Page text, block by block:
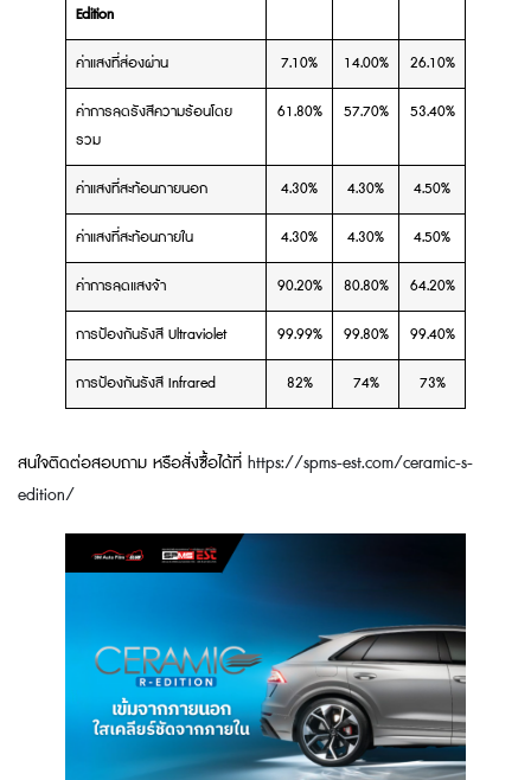
Edition
ค่าแสงที่ส่องผ่าน 7.10% 14.00% 26.10%
ค่าการลดรังสีความร้อนโดย
รวม
61.80% 57.70% 53.40%
ค่าแสงที่สะท้อนภายนอก 4.30% 4.30% 4.50%
ค่าแสงที่สะท้อนภายใน 4.30% 4.30% 4.50%
ค่าการลดแสงจ้า 90.20% 80.80% 64.20%
การป้องกันรังสี Ultraviolet 99.99% 99.80% 99.40%
การป้องกันรังสี Infrared 82% 74% 73%
สนใจติดต่อสอบถาม หรือสั่งซื้อได้ที่ https://spms-est.com/ceramic-s-
edition/